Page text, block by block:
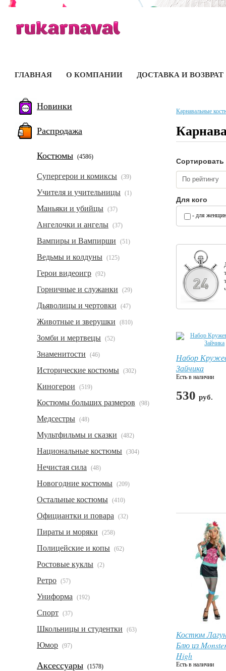
ГЛАВНАЯ О КОМПАНИИ ДОСТАВКА И ВОЗВРАТ
Новинки
Распродажа
Костюмы (4586)
Супергерои и комиксы (39)
Учителя и учительницы (1)
Маньяки и убийцы (37)
Ангелочки и ангелы (37)
Вампиры и Вампирши (51)
Ведьмы и колдуны (125)
Герои видеоигр (92)
Горничные и служанки (29)
Дьяволицы и чертовки (47)
Животные и зверушки (810)
Зомби и мертвецы (52)
Знаменитости (46)
Исторические костюмы (302)
Киногерои (519)
Костюмы больших размеров (98)
Медсестры (48)
Мультфильмы и сказки (482)
Национальные костюмы (304)
Нечистая сила (48)
Новогодние костюмы (209)
Остальные костюмы (410)
Официантки и повара (32)
Пираты и моряки (258)
Полицейские и копы (62)
Ростовые куклы (2)
Ретро (57)
Униформа (192)
Спорт (37)
Школьницы и студентки (63)
Юмор (97)
Аксессуары (1578)
Карнавальные
Сортировать
По рейтингу
Для кого
- для женщин
Набор
Зайчика
Есть в наличии
530 руб.
Костюм
Блю из
High
Есть в наличии